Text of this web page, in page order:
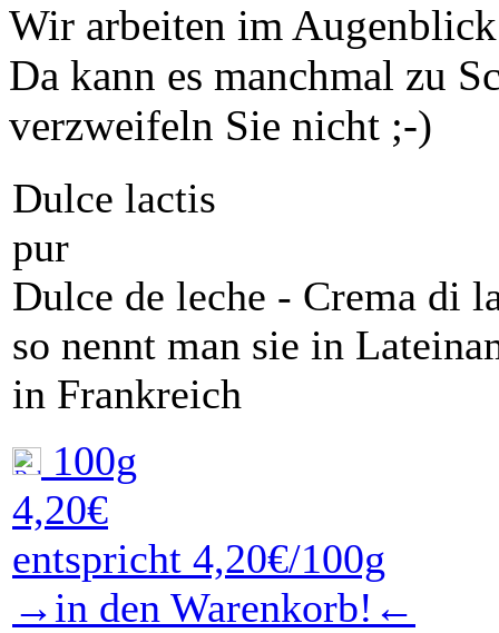
Wir arbeiten im
Da kann es manchmal zu
verzweifeln Sie nicht ;-)
Dulce lactis
pur
Dulce de leche - Crema di
so nennt man sie in
in Frankreich
100g
4,20€
entspricht 4,20€/100g
→in den Warenkorb!←